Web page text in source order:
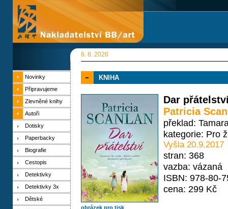
6. 8. 2026
Novinky
Připravujeme
Zlevněné knihy
Autoři
Dotisky
Paperbacky
Biografie
Cestopis
Detektivky
Detektivky 3x
Dětské
KNIHA
obrázek pro tisk
Dar
Patricia
překlad:
kategorie: Pro
Vyšla 20.9.2017
stran: 368
vazba: vázaná
ISBN: 978-80-
cena: 299 Kč